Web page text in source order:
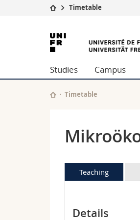
University
Studies
Research
University
Continuing education
Timetable
University
of
Fribourg
Studies Campus
Timetable
Teaching
Details